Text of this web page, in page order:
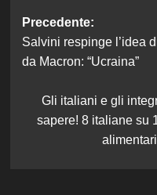
Navigazione
articolo
Precedente:
Salvini respinge l’idea
da Macron: “Ucraina”
Gli italiani e gli
sapere! 8 italiane su